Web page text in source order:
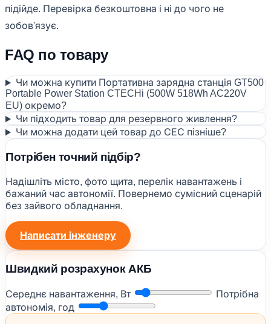
підійде. Перевірка безкоштовна і ні до чого не
зобов'язує.
FAQ по товару
Чи можна купити Портативна зарядна станція GT500
Portable Power Station CTECHi (500W 518Wh AC220V
EU) окремо?
Чи підходить товар для резервного живлення?
Чи можна додати цей товар до СЕС пізніше?
Потрібен точний підбір?
Надішліть місто, фото щита, перелік навантажень і
бажаний час автономії. Повернемо сумісний сценарій
без зайвого обладнання.
Написати інженеру
Швидкий розрахунок АКБ
Середнє навантаження, Вт
Потрібна
автономія, год